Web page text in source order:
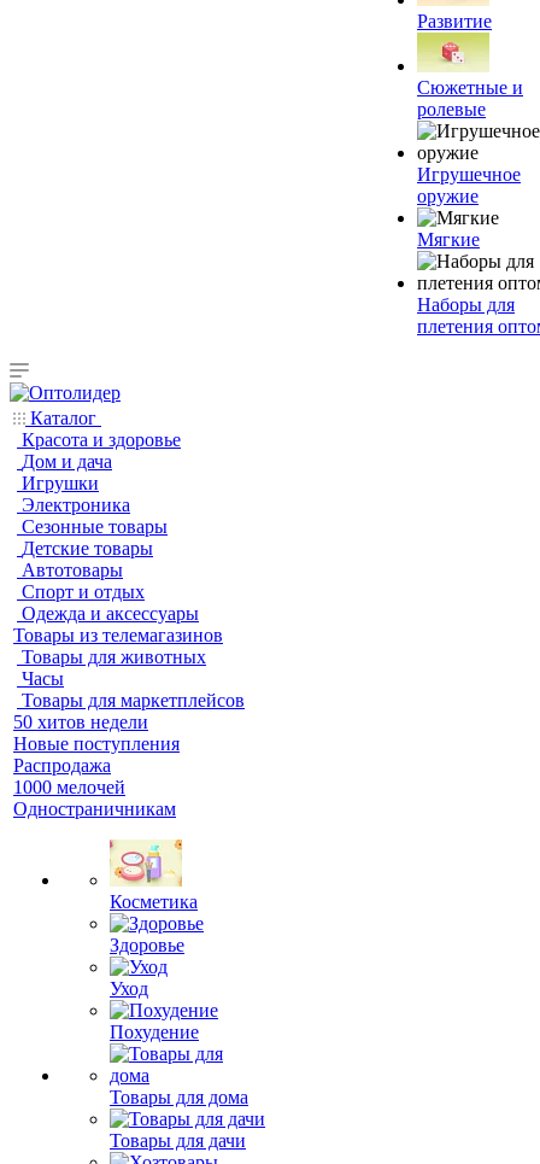
Развитие
Сюжетные и
ролевые
Игрушечное
оружие
Мягкие
Наборы для
плетения
Каталог
Красота и здоровье
Дом и дача
Игрушки
Электроника
Сезонные товары
Детские товары
Автотовары
Спорт и отдых
Одежда и аксессуары
Товары из телемагазинов
Товары для животных
Часы
Товары для маркетплейсов
50 хитов недели
Новые поступления
Распродажа
1000 мелочей
Одностраничникам
Косметика
Здоровье
Уход
Похудение
Товары для дома
Товары для дачи